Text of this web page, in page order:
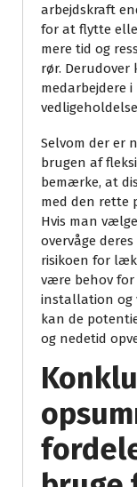
arbejdskraft
for at flytte
mere tid og
rør.
medarbejdere
Selvom der er
brugen af
bemærke, at
med den rette
Hvis man
overvåge
risikoen for
være behov
installation og
kan de
og nedetid